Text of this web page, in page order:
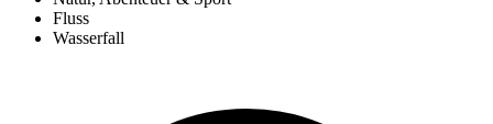
Fluss
Wasserfall